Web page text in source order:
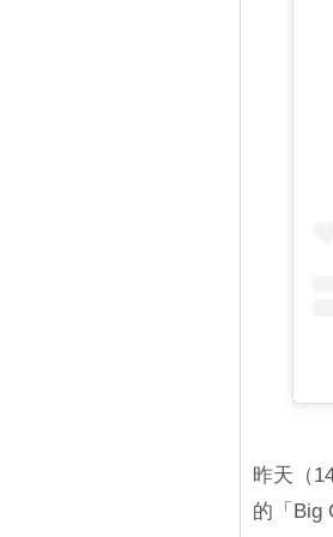
昨天（
的「Big